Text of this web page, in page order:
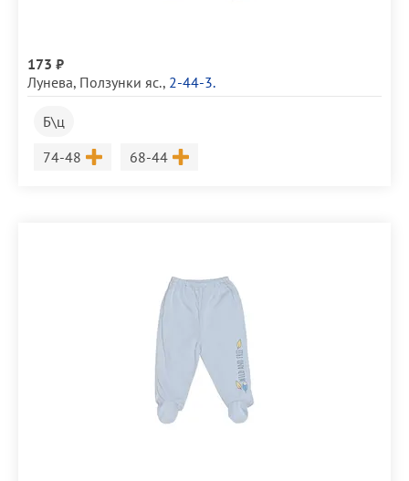
173 ₽
Лунева, Ползунки яс., 2-44-3.
Б\ц
Размер
74-48 Размер
68-44